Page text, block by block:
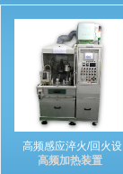
高频感应淬火/回火设
高频加热装置